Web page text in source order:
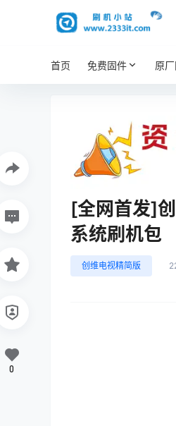
首页 免费固件 原
[全网首发]
系统刷机包
创维电视精简版
0